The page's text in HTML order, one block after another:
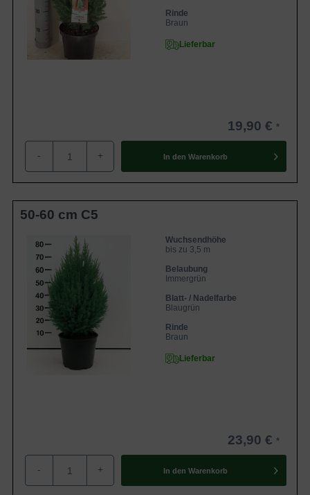
Rinde
Braun
Lieferbar
19,90 €
- + In den Warenkorb
50-60 cm C5
Wuchsendhöhe
bis zu 3,5 m
Belaubung
Immergrün
Blatt- / Nadelfarbe
Blaugrün
Rinde
Braun
Lieferbar
23,90 €
- + In den Warenkorb